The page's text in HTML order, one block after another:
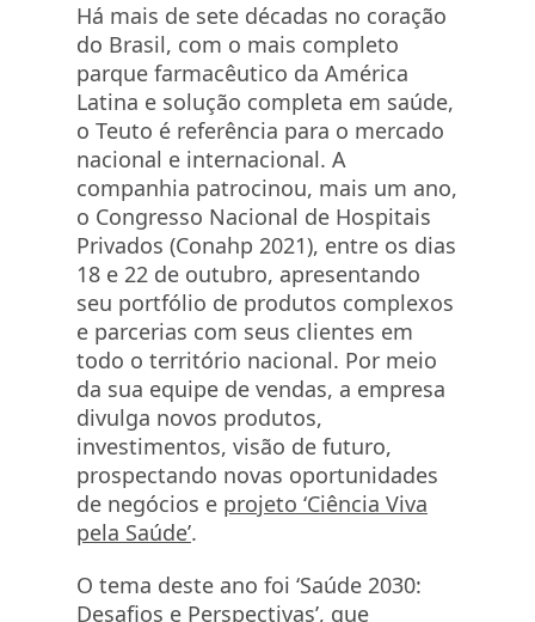
Há mais de sete décadas no coração
do Brasil, com o mais completo
parque farmacêutico da América
Latina e solução completa em saúde,
o Teuto é referência para o mercado
nacional e internacional. A
companhia patrocinou, mais um ano,
o Congresso Nacional de Hospitais
Privados (Conahp 2021), entre os dias
18 e 22 de outubro, apresentando
seu portfólio de produtos complexos
e parcerias com seus clientes em
todo o território nacional. Por meio
da sua equipe de vendas, a empresa
divulga novos produtos,
investimentos, visão de futuro,
prospectando novas oportunidades
de negócios e projeto ‘Ciência Viva
pela Saúde’.
O tema deste ano foi ‘Saúde 2030:
Desafios e Perspectivas’, que